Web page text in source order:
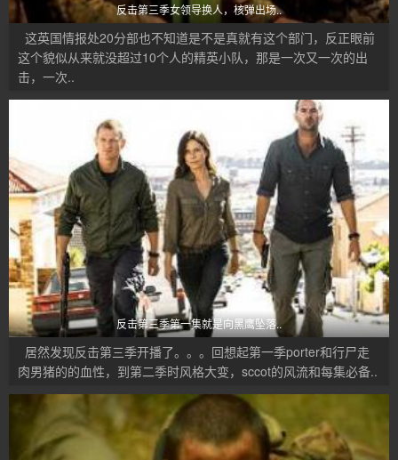
反击第三季女领导换人，核弹出场..
这英国情报处20分部也不知道是不是真就有这个部门，反正眼前
这个貌似从来就没超过10个人的精英小队，那是一次又一次的出
击，一次..
反击第三季第一集就是向黑鹰坠落..
居然发现反击第三季开播了。。。回想起第一季porter和行尸走
肉男猪的的血性，到第二季时风格大变，sccot的风流和每集必备..